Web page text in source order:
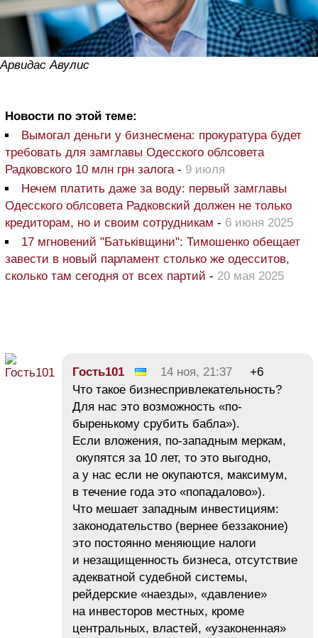
Арвидас Авулис
Новости по этой теме:
Вымогал деньги у бизнесмена: прокуратура будет
требовать для замглавы Одесского облсовета
Радковского 10 млн грн залога- 9 июля
Нечем платить даже за воду: первый замглавы
Одесского облсовета Радковский должен не только
кредиторам, но и своим сотрудникам - 6 июня 2025
17 мгновений "Батьківщини": Тимошенко обещает
завести в новый парламент столько же одесситов,
сколько там сегодня от всех партий - 20 мая 2025
Гость101 14 ноя, 21:37
+6
Что такое бизнеспривлекательность?
Для нас это возможность «по-
быренькому срубить бабла»).
Если вложения, по-западным меркам,
окупятся за 10 лет, то это выгодно,
а у нас если не окупаются, максимум,
в течение года это «попадалово»).
Что мешает западным инвестициям:
законодательство (вернее беззаконие)
это постоянно меняющие налоги
и незащищенность бизнеса, отсутствие
адекватной судебной системы,
рейдерские «наезды», «давление»
на инвесторов местных, кроме
центральных, властей, «узаконенная»